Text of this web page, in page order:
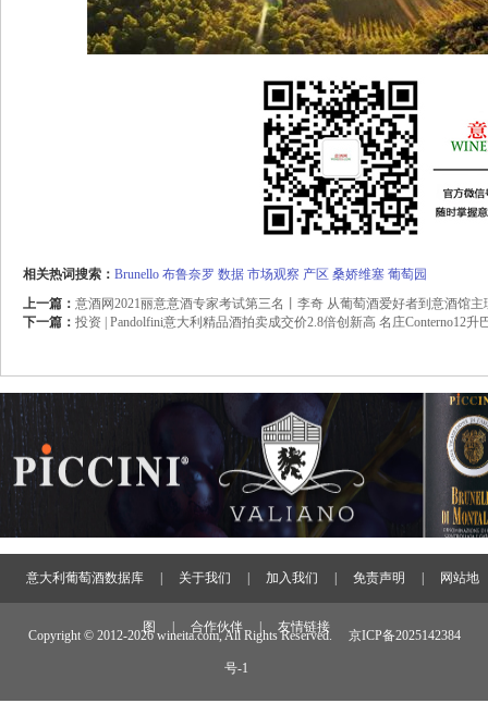
相关热词搜索： Brunello 布鲁奈罗 数据 市场观察 产区 桑娇维塞 葡萄园
上一篇： 意酒网2021丽意意酒专家考试第三名丨李奇 从葡萄酒爱好者到意酒馆
下一篇： 投资 | Pandolfini意大利精品酒拍卖成交价2.8倍创新高 名庄Conterno12升
意大利葡萄酒数据库 关于我们 加入我们 免责声明 网站地
图 合作伙伴 友情链接
Copyright © 2012-2026 wineita.com, All Rights Reserved. 京ICP备2025142384
号-1